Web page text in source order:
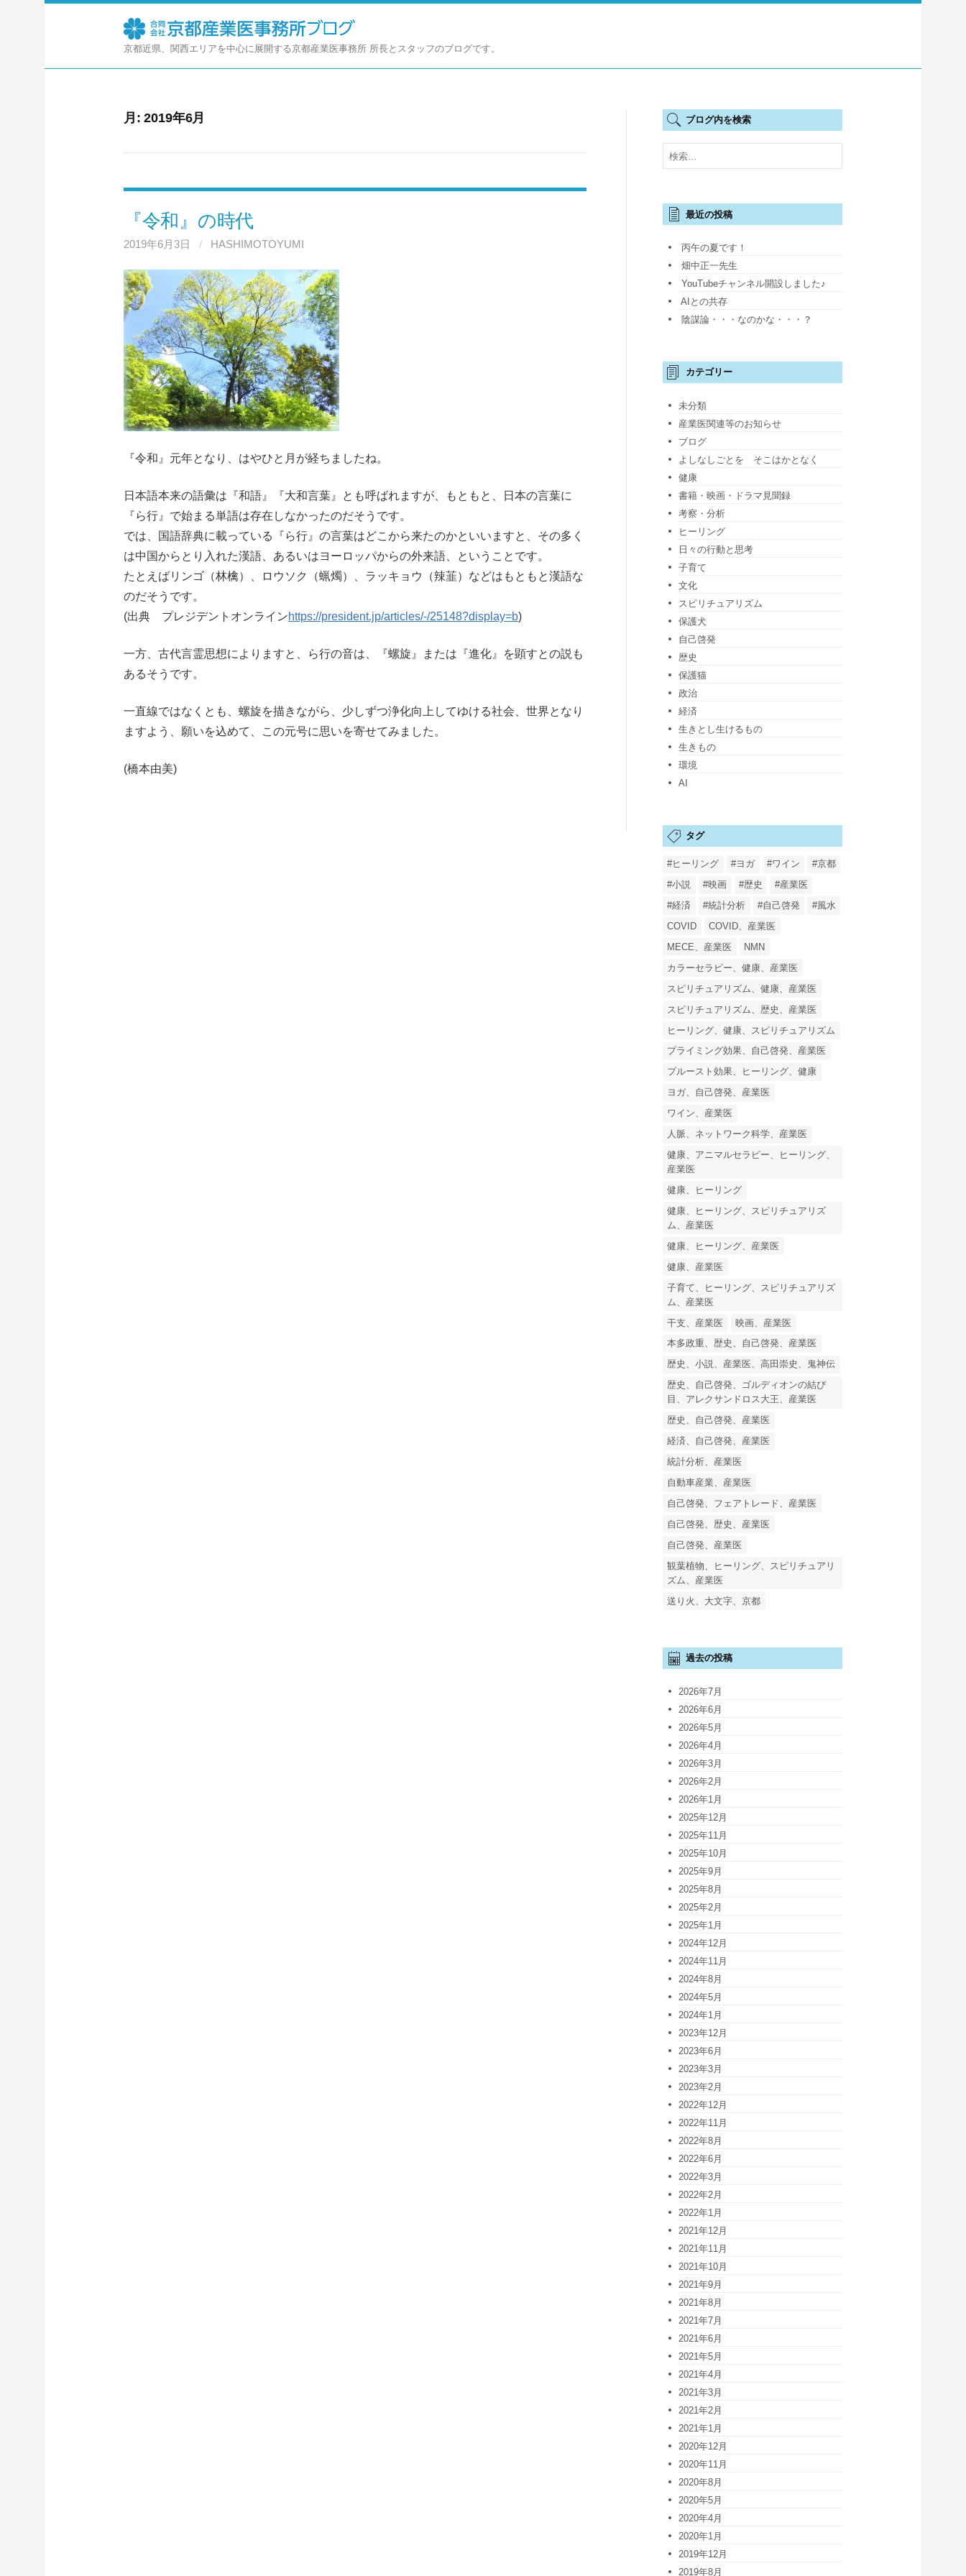
コ
京都近県、関西エリアを中心に展開する京都産業医事務所 所長とスタッフのブログです。
月:2019年6月
『令和』の時代
2019年6月3日 / HASHIMOTOYUMI
『令和』元年となり、はやひと月が経ちましたね。
日本語本来の語彙は『和語』『大和言葉』とも呼ばれますが、もともと、日本の言葉に
『ら行』で始まる単語は存在しなかったのだそうです。
では、国語辞典に載っている『ら行』の言葉はどこから来たのかといいますと、その多く
は中国からとり入れた漢語、あるいはヨーロッパからの外来語、ということです。
たとえばリンゴ（林檎）、ロウソク（蝋燭）、ラッキョウ（辣韮）などはもともと漢語な
のだそうです。
(出典 プレジデントオンラインhttps://president.jp/articles/-/25148?display=b)
一方、古代言霊思想によりますと、ら行の音は、『螺旋』または『進化』を顕すとの説も
あるそうです。
一直線ではなくとも、螺旋を描きながら、少しずつ浄化向上してゆける社会、世界となり
ますよう、願いを込めて、この元号に思いを寄せてみました。
(橋本由美)
ブログ内を検索
検
索:
最近の投稿
丙午の夏です！
畑中正一先生
YouTubeチャンネル開設しました♪
AIとの共存
陰謀論・・・なのかな・・・？
カテゴリー
未分類
産業医関連等のお知らせ
ブログ
よしなしごとを そこはかとなく
健康
書籍・映画・ドラマ見聞録
考察・分析
ヒーリング
日々の行動と思考
子育て
文化
スピリチュアリズム
保護犬
自己啓発
歴史
保護猫
政治
経済
生きとし生けるもの
生きもの
環境
AI
タグ
#ヒーリング #ヨガ #ワイン
#京都
#小説
#映画 #歴史
#産業医
#経済
#統計分析 #自己啓発
#風水
COVID
COVID、産業医
MECE、産業医
NMN
カラーセラピー、健康、産業医
スピリチュアリズム、健康、産業医
スピリチュアリズム、歴史、産業医
ヒーリング、健康、スピリチュアリズム
プライミング効果、自己啓発、産業医
プルースト効果、ヒーリング、健康
ヨガ、自己啓発、産業医
ワイン、産業医
人脈、ネットワーク科学、産業医
健康、アニマルセラピー、ヒーリング、
産業医
健康、ヒーリング
健康、ヒーリング、スピリチュアリズ
ム、産業医
健康、ヒーリング、産業医
健康、産業医
子育て、ヒーリング、スピリチュアリズ
ム、産業医
干支、産業医
映画、産業医
本多政重、歴史、自己啓発、産業医
歴史、小説、産業医、高田崇史、鬼神伝
歴史、自己啓発、ゴルディオンの結び
目、アレクサンドロス大王、産業医
歴史、自己啓発、産業医
経済、自己啓発、産業医
統計分析、産業医
自動車産業、産業医
自己啓発、フェアトレード、産業医
自己啓発、歴史、産業医
自己啓発、産業医
観葉植物、ヒーリング、スピリチュアリ
ズム、産業医
送り火、大文字、京都
過去の投稿
2026年7月
2026年6月
2026年5月
2026年4月
2026年3月
2026年2月
2026年1月
2025年12月
2025年11月
2025年10月
2025年9月
2025年8月
2025年2月
2025年1月
2024年12月
2024年11月
2024年8月
2024年5月
2024年1月
2023年12月
2023年6月
2023年3月
2023年2月
2022年12月
2022年11月
2022年8月
2022年6月
2022年3月
2022年2月
2022年1月
2021年12月
2021年11月
2021年10月
2021年9月
2021年8月
2021年7月
2021年6月
2021年5月
2021年4月
2021年3月
2021年2月
2021年1月
2020年12月
2020年11月
2020年8月
2020年5月
2020年4月
2020年1月
2019年12月
2019年8月